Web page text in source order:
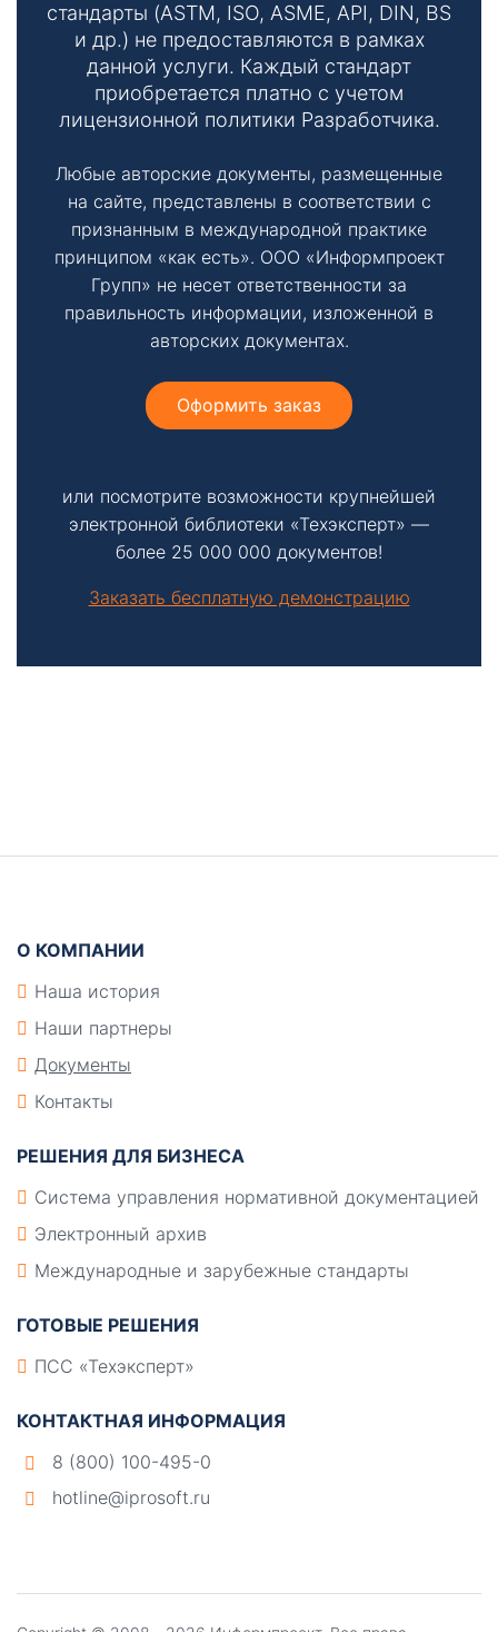
стандарты (ASTM, ISO, ASME, API, DIN, BS
и др.) не предоставляются в рамках
данной услуги. Каждый стандарт
приобретается платно с учетом
лицензионной политики Разработчика.
Любые авторские документы, размещенные
на сайте, представлены в соответствии с
признанным в международной практике
принципом «как есть». ООО «Информпроект
Групп» не несет ответственности за
правильность информации, изложенной в
авторских документах.
Оформить заказ
или посмотрите возможности крупнейшей
электронной библиотеки «Техэксперт» —
более 25 000 000 документов!
Заказать бесплатную демонстрацию
О КОМПАНИИ
Наша история
Наши партнеры
Документы
Контакты
РЕШЕНИЯ ДЛЯ БИЗНЕСА
Система управления нормативной документацией
Электронный архив
Международные и зарубежные стандарты
ГОТОВЫЕ РЕШЕНИЯ
ПСС «Техэксперт»
КОНТАКТНАЯ ИНФОРМАЦИЯ
8 (800) 100-495-0
hotline@iprosoft.ru